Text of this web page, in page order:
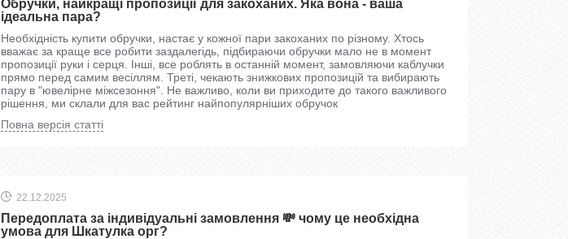
Обручки, найкращі пропозиції для закоханих. Яка вона - ваша
ідеальна пара?
Необхідність купити обручки, настає у кожної пари закоханих по різному. Хтось
вважає за краще все робити заздалегідь, підбираючи обручки мало не в момент
пропозиції руки і серця. Інші, все роблять в останній момент, замовляючи каблучки
прямо перед самим весіллям. Треті, чекають знижкових пропозицій та вибирають
пару в "ювелірне міжсезоння". Не важливо, коли ви приходите до такого важливого
рішення, ми склали для вас рейтинг найпопулярніших обручок
Повна версія статті
22.12.2025
Передоплата за індивідуальні замовлення 💸 чому це необхідна
умова для Шкатулка орг?